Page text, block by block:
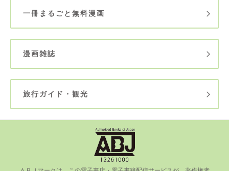
一冊まるごと無料漫画
漫画雑誌
旅行ガイド・観光